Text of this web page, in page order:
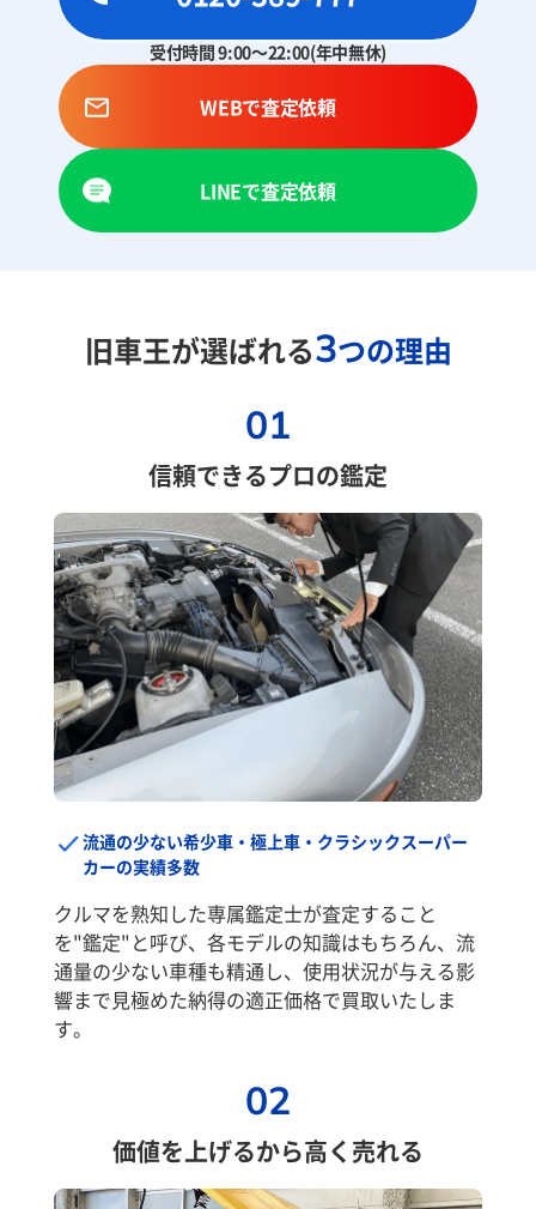
受付時間 9:00～22:00(年中無休)
WEBで査定依頼
LINEで査定依頼
旧車王が選ばれる3つの理由
01
信頼できるプロの鑑定
流通の少ない希少車・極上車・クラシックスーパー
カーの実績多数
クルマを熟知した専属鑑定士が査定すること
を"鑑定"と呼び、各モデルの知識はもちろん、流
通量の少ない車種も精通し、使用状況が与える影
響まで見極めた納得の適正価格で買取いたしま
す。
02
価値を上げるから高く売れる